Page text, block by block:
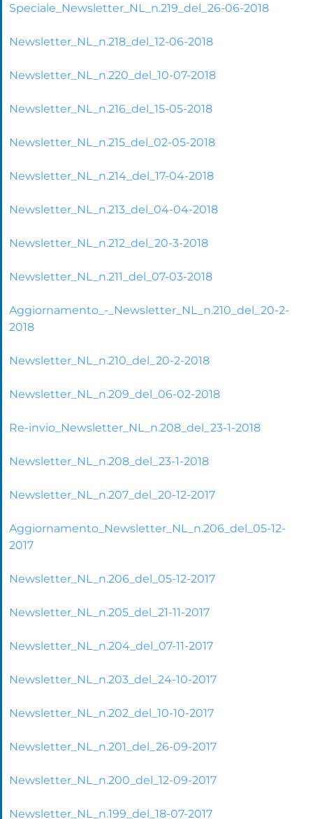
Speciale_Newsletter_NL_n.219_del_26-06-2018
Newsletter_NL_n.218_del_12-06-2018
Newsletter_NL_n.220_del_10-07-2018
Newsletter_NL_n.216_del_15-05-2018
Newsletter_NL_n.215_del_02-05-2018
Newsletter_NL_n.214_del_17-04-2018
Newsletter_NL_n.213_del_04-04-2018
Newsletter_NL_n.212_del_20-3-2018
Newsletter_NL_n.211_del_07-03-2018
Aggiornamento_-_Newsletter_NL_n.210_del_20-2-
2018
Newsletter_NL_n.210_del_20-2-2018
Newsletter_NL_n.209_del_06-02-2018
Re-invio_Newsletter_NL_n.208_del_23-1-2018
Newsletter_NL_n.208_del_23-1-2018
Newsletter_NL_n.207_del_20-12-2017
Aggiornamento_Newsletter_NL_n.206_del_05-12-
2017
Newsletter_NL_n.206_del_05-12-2017
Newsletter_NL_n.205_del_21-11-2017
Newsletter_NL_n.204_del_07-11-2017
Newsletter_NL_n.203_del_24-10-2017
Newsletter_NL_n.202_del_10-10-2017
Newsletter_NL_n.201_del_26-09-2017
Newsletter_NL_n.200_del_12-09-2017
Newsletter_NL_n.199_del_18-07-2017